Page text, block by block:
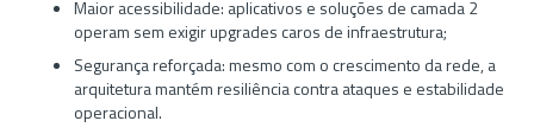
Maior acessibilidade: aplicativos e soluções de camada 2
operam sem exigir upgrades caros de infraestrutura;
Segurança reforçada: mesmo com o crescimento da rede, a
arquitetura mantém resiliência contra ataques e estabilidade
operacional.